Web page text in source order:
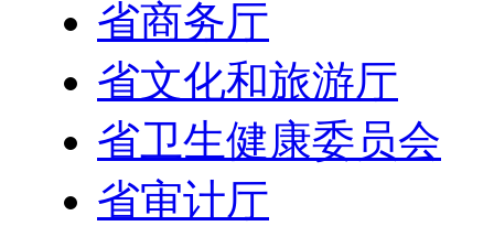
省商务厅
省文化和旅游厅
省卫生健康委员会
省审计厅